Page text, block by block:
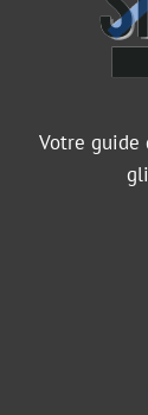
Votre guide